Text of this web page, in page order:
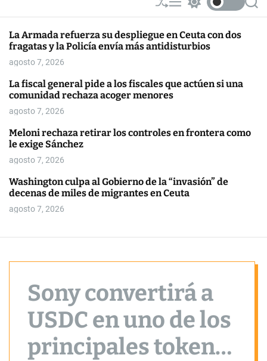
S
h
ff
l
M
e
u
w
t
c
l
d
S
e
La Armada refuerza su despliegue en Ceuta con dos
fragatas y la Policía envía más antidisturbios
agosto 7, 2026
La fiscal general pide a los fiscales que actúen si una
comunidad rechaza acoger menores
agosto 7, 2026
Meloni rechaza retirar los controles en frontera como
le exige Sánchez
agosto 7, 2026
Washington culpa al Gobierno de la “invasión” de
decenas de miles de migrantes en Ceuta
agosto 7, 2026
Sony convertirá a
USDC en uno de los
principales tokens